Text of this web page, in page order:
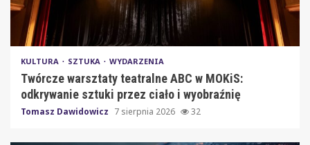
KULTURA SZTUKA WYDARZENIA
Twórcze warsztaty teatralne ABC w MOKiS:
odkrywanie sztuki przez ciało i wyobraźnię
Tomasz Dawidowicz 7 sierpnia 2026 32